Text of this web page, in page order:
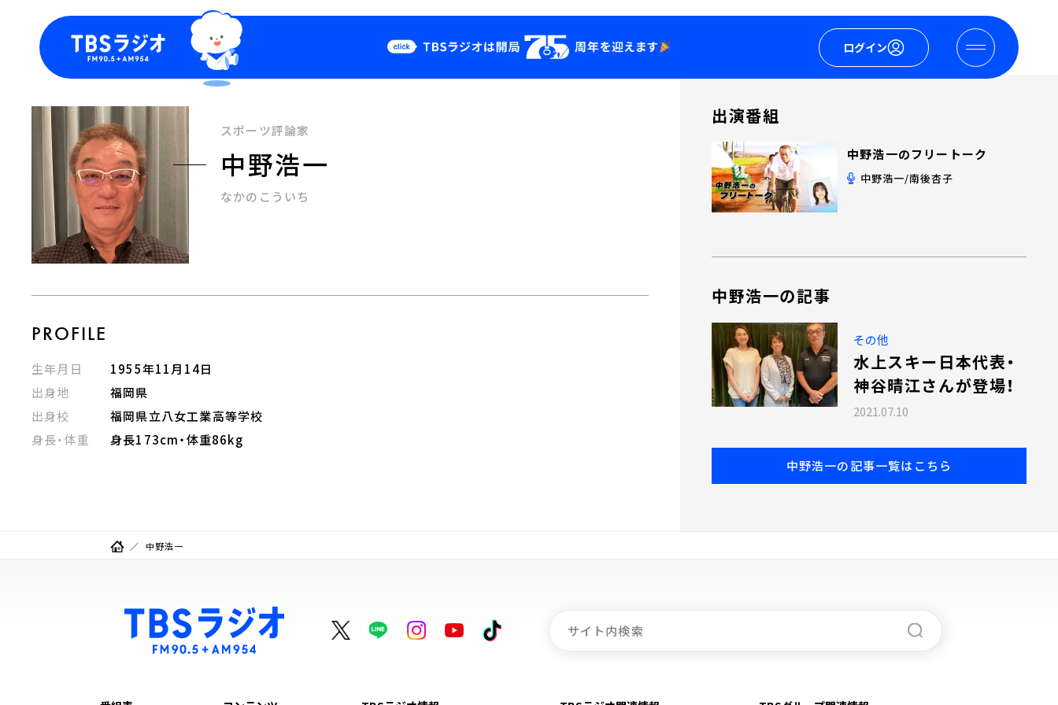
ログイン
今日の番組表
週間番組表
TBS
お知らせ
スポーツ評論家
中野浩一
なかのこういち
PROFILE
生年月日
1955年11月14日
出身地
福岡県
出身校
福岡県立八女工業高等学校
身長・体重
身長173cm・体重86kg
出演番組
中野浩一のフリートーク
中野浩一/南後杏子
中野浩一の記事
その他
水上スキー日本代表・
神谷晴江さんが登場！
2021.07.10
中野浩一の記事一覧はこちら
中野浩一